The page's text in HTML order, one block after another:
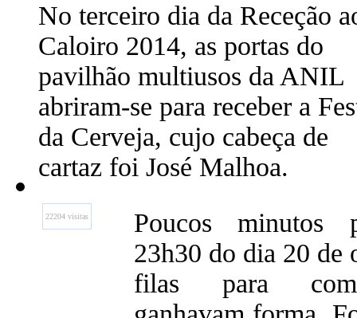
No terceiro dia da Receção
Caloiro 2014, as portas do
pavilhão multiusos da ANIL
abriram-se para receber a
da Cerveja, cujo cabeça de
cartaz foi José Malhoa.
22204 visitas
Poucos minutos
23h30 do dia 20 de
filas para